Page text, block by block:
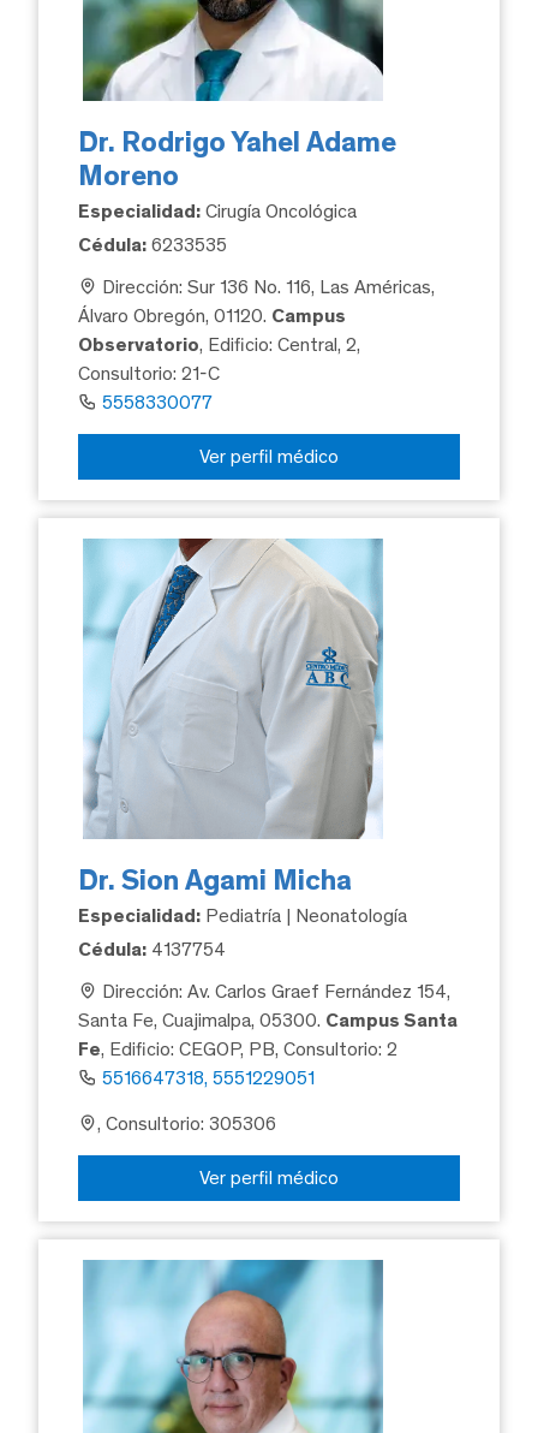
Dr. Rodrigo Yahel Adame
Moreno
Especialidad: Cirugía Oncológica
Cédula: 6233535
Dirección: Sur 136 No. 116, Las Américas,
Álvaro Obregón, 01120. Campus
Observatorio, Edificio: Central, 2,
Consultorio: 21-C
5558330077
Ver perfil médico
Dr. Sion Agami Micha
Especialidad: Pediatría | Neonatología
Cédula: 4137754
Dirección: Av. Carlos Graef Fernández 154,
Santa Fe, Cuajimalpa, 05300. Campus Santa
Fe, Edificio: CEGOP, PB, Consultorio: 2
5516647318, 5551229051
, Consultorio: 305306
Ver perfil médico